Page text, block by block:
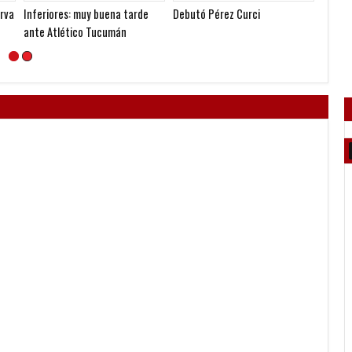
A la espera de la oferta formal
por Lomónaco
Le pagó a Olimpia